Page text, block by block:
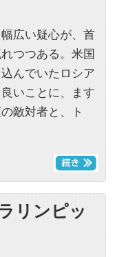
広い疑心が、首
つつある。米国
んでいたロシア
いことに、ます
敵対者と、ト
リンピッ